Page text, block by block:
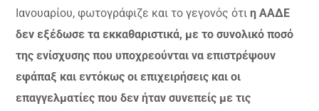
Ιανουαρίου, φωτογράφιζε και το γεγονός ότιη ΑΑΔΕ
δεν εξέδωσε τα εκκαθαριστικά, με το συνολικό ποσό
της ενίσχυσης που υποχρεούνται να επιστρέψουν
εφάπαξ και εντόκως οι επιχειρήσεις και οι
επαγγελματίες που δεν ήταν συνεπείς με τις